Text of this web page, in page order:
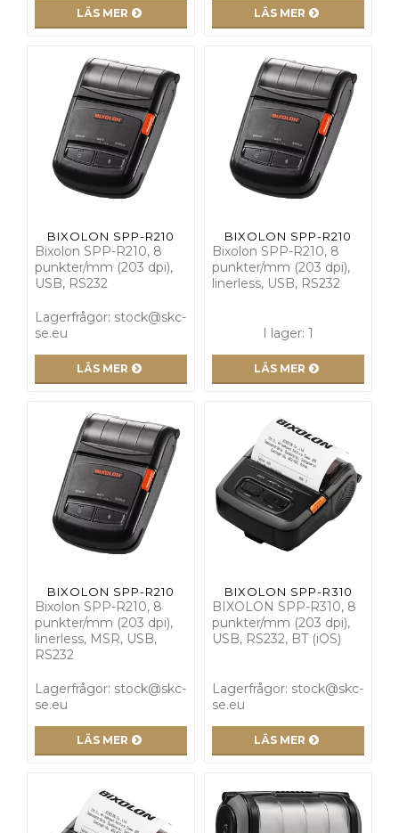
LÄS MER LÄS MER
BIXOLON SPP-R210
Bixolon SPP-R210, 8
punkter/mm (203 dpi),
USB, RS232
Lagerfrågor: stock@skc-
se.eu
LÄS MER
BIXOLON SPP-R210
Bixolon SPP-R210, 8
punkter/mm (203 dpi),
linerless, USB, RS232
I lager: 1
LÄS MER
BIXOLON SPP-R210
Bixolon SPP-R210, 8
punkter/mm (203 dpi),
linerless, MSR, USB,
RS232
Lagerfrågor: stock@skc-
se.eu
LÄS MER
BIXOLON SPP-R310
BIXOLON SPP-R310, 8
punkter/mm (203 dpi),
USB, RS232, BT (iOS)
Lagerfrågor: stock@skc-
se.eu
LÄS MER